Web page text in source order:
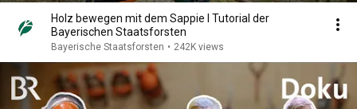
Holz bewegen mit dem Sappie I Tutorial der
Bayerischen Staatsforsten
Bayerische Staatsforsten • 242K views